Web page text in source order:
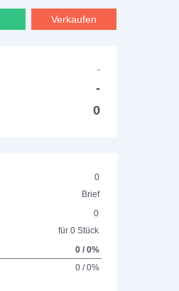
Verkaufen
-
-
0
0
Brief
0
für 0 Stück
0 / 0%
0 / 0%